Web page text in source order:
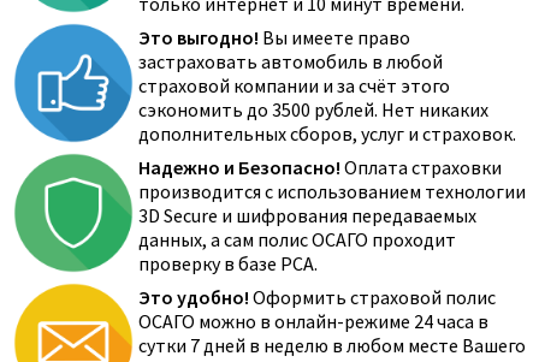
Это выгодно! Вы имеете право
застраховать автомобиль в любой
страховой компании и за счёт этого
сэкономить до 3500 рублей. Нет никаких
дополнительных сборов, услуг и страховок.
Надежно и Безопасно! Оплата страховки
производится с использованием технологии
3D Secure и шифрования передаваемых
данных, а сам полис ОСАГО проходит
проверку в базе РСА.
Это удобно! Оформить страховой полис
ОСАГО можно в онлайн-режиме 24 часа в
сутки 7 дней в неделю в любом месте Вашего